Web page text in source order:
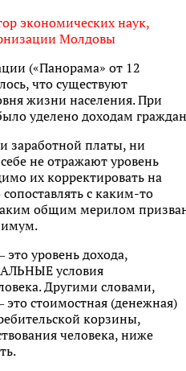
экономических наук,
Молдовы
(«Панорама» от 12
что существуют
жизни населения. При
уделено доходам
заработной платы, ни
не отражают уровень
их корректировать на
с каким-то
общим мерилом
уровень дохода,
условия
Другими словами,
стоимостная (денежная)
корзины,
человека, ниже